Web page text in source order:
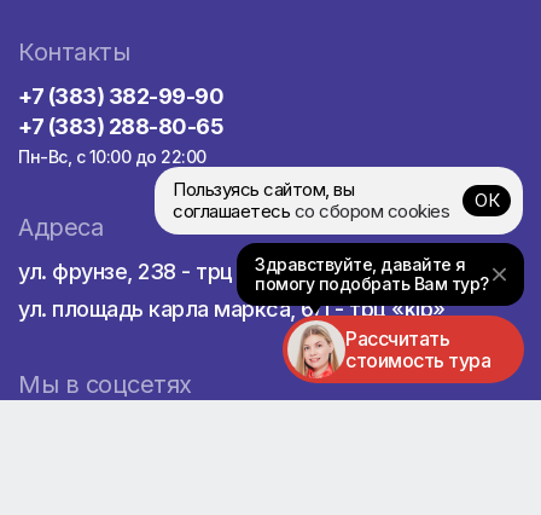
Здравствуйте, давайте я
помогу подобрать Вам тур?
Рассчитать
стоимость тура
Контакты
+7 (383) 382-99-90
+7 (383) 288-80-65
Пн-Вс, с 10:00 до 22:00
Адреса
ул. фрунзе, 238 - трц «сибирский молл»
ул. площадь карла маркса, 6/1 - трц «klp»
Мы в соцсетях
Пользуясь сайтом, вы
соглашаетесь со сбором cookies ОК